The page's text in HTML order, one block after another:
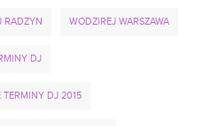
RADZYN WODZIREJ WARSZAWA
DJ
TERMINY DJ 2015